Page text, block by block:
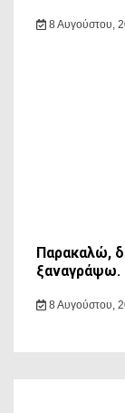
8 Αυγούστου,
Παρακαλώ,
ξαναγράψω.
8 Αυγούστου,